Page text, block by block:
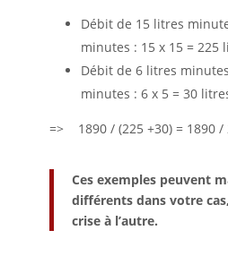
Débit de 15 litres
minutes : 15 x 15 = 225
Débit de 6 litres
minutes : 6 x 5 = 30
=> 1890 / (225 +30) = 1890 /
Ces exemples peuvent
différents dans votre
crise à l’autre.